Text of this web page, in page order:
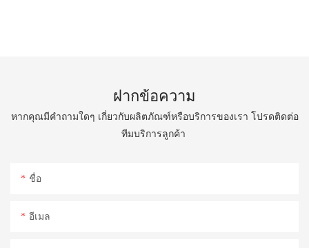
ฝากข้อความ
หากคุณมีคำถามใดๆ เกี่ยวกับผลิตภัณฑ์หรือบริการของเรา โปรดติดต่อ
ทีมบริการลูกค้า
ชื่อ
อีเมล